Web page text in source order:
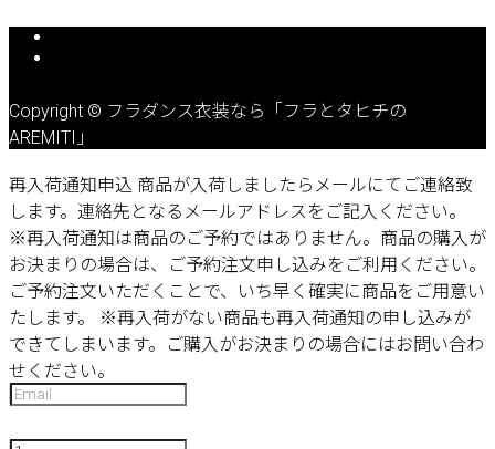
Copyright © フラダンス衣装なら「フラとタヒチの
AREMITI」
再入荷通知申込 商品が入荷しましたらメールにてご連絡致
します。連絡先となるメールアドレスをご記入ください。
※再入荷通知は商品のご予約ではありません。商品の購入が
お決まりの場合は、ご予約注文申し込みをご利用ください。
ご予約注文いただくことで、いち早く確実に商品をご用意い
たします。
※再入荷がない商品も再入荷通知の申し込みが
できてしまいます。ご購入がお決まりの場合にはお問い合わ
せください。